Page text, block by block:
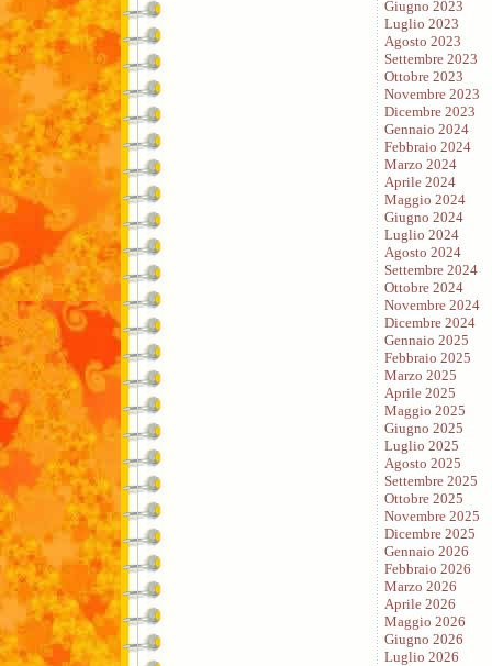
Giugno 2023
Luglio 2023
Agosto 2023
Settembre 2023
Ottobre 2023
Novembre 2023
Dicembre 2023
Gennaio 2024
Febbraio 2024
Marzo 2024
Aprile 2024
Maggio 2024
Giugno 2024
Luglio 2024
Agosto 2024
Settembre 2024
Ottobre 2024
Novembre 2024
Dicembre 2024
Gennaio 2025
Febbraio 2025
Marzo 2025
Aprile 2025
Maggio 2025
Giugno 2025
Luglio 2025
Agosto 2025
Settembre 2025
Ottobre 2025
Novembre 2025
Dicembre 2025
Gennaio 2026
Febbraio 2026
Marzo 2026
Aprile 2026
Maggio 2026
Giugno 2026
Luglio 2026